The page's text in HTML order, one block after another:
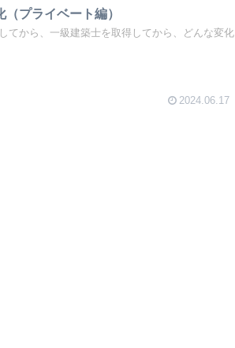
プライベート編）
てから、一級建築士を取得してから、どんな変化
2024.06.17